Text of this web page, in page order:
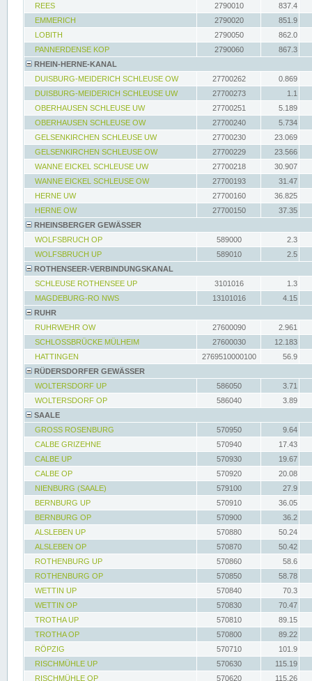
REES
2790010
837.4
EMMERICH
2790020
851.9
LOBITH
2790050
862.0
PANNERDENSE KOP
2790060
867.3
RHEIN-HERNE-KANAL
DUISBURG-MEIDERICH SCHLEUSE OW
27700262
0.869
DUISBURG-MEIDERICH SCHLEUSE UW
27700273
1.1
OBERHAUSEN SCHLEUSE UW
27700251
5.189
OBERHAUSEN SCHLEUSE OW
27700240
5.734
GELSENKIRCHEN SCHLEUSE UW
27700230
23.069
GELSENKIRCHEN SCHLEUSE OW
27700229
23.566
WANNE EICKEL SCHLEUSE UW
27700218
30.907
WANNE EICKEL SCHLEUSE OW
27700193
31.47
HERNE UW
27700160
36.825
HERNE OW
27700150
37.35
RHEINSBERGER GEWÄSSER
WOLFSBRUCH OP
589000
2.3
WOLFSBRUCH UP
589010
2.5
ROTHENSEER-VERBINDUNGSKANAL
SCHLEUSE ROTHENSEE UP
3101016
1.3
MAGDEBURG-RO NWS
13101016
4.15
RUHR
RUHRWEHR OW
27600090
2.961
SCHLOSSBRÜCKE MÜLHEIM
27600030
12.183
HATTINGEN
2769510000100
56.9
RÜDERSDORFER GEWÄSSER
WOLTERSDORF UP
586050
3.71
WOLTERSDORF OP
586040
3.89
SAALE
GROSS ROSENBURG
570950
9.64
CALBE GRIZEHNE
570940
17.43
CALBE UP
570930
19.67
CALBE OP
570920
20.08
NIENBURG (SAALE)
579100
27.9
BERNBURG UP
570910
36.05
BERNBURG OP
570900
36.2
ALSLEBEN UP
570880
50.24
ALSLEBEN OP
570870
50.42
ROTHENBURG UP
570860
58.6
ROTHENBURG OP
570850
58.78
WETTIN UP
570840
70.3
WETTIN OP
570830
70.47
TROTHA UP
570810
89.15
TROTHA OP
570800
89.22
RÖPZIG
570710
101.9
RISCHMÜHLE UP
570630
115.19
RISCHMÜHLE OP
570620 115.26